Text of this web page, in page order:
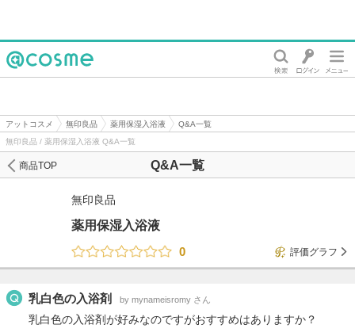
アットコスメ 無印良品 薬用保湿入浴液
Q&A一覧
無印良品 / 薬用保湿入浴液 Q&A一覧
Q&A一覧
商品TOP
無印良品
薬用保湿入浴液
0
評価グラフ
乳白色の入浴剤 by mynameisromy さん
乳白色の入浴剤が好みなのですがおすすめはありますか？